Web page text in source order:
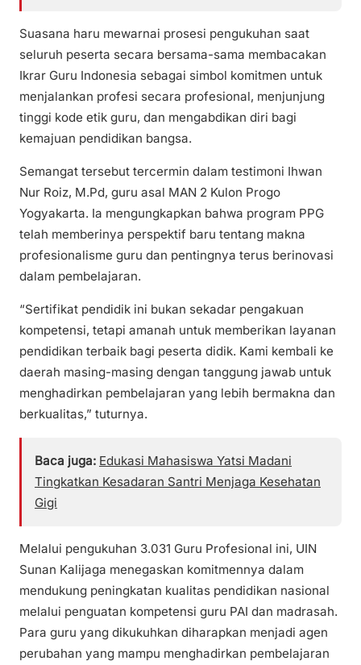
Suasana haru mewarnai prosesi pengukuhan saat
seluruh peserta secara bersama-sama membacakan
Ikrar Guru Indonesia sebagai simbol komitmen untuk
menjalankan profesi secara profesional, menjunjung
tinggi kode etik guru, dan mengabdikan diri bagi
kemajuan pendidikan bangsa.
Semangat tersebut tercermin dalam testimoni Ihwan
Nur Roiz, M.Pd, guru asal MAN 2 Kulon Progo
Yogyakarta. Ia mengungkapkan bahwa program PPG
telah memberinya perspektif baru tentang makna
profesionalisme guru dan pentingnya terus berinovasi
dalam pembelajaran.
“Sertifikat pendidik ini bukan sekadar pengakuan
kompetensi, tetapi amanah untuk memberikan layanan
pendidikan terbaik bagi peserta didik. Kami kembali ke
daerah masing-masing dengan tanggung jawab untuk
menghadirkan pembelajaran yang lebih bermakna dan
berkualitas,” tuturnya.
Baca juga: Edukasi Mahasiswa Yatsi Madani
Tingkatkan Kesadaran Santri Menjaga Kesehatan
Gigi
Melalui pengukuhan 3.031 Guru Profesional ini, UIN
Sunan Kalijaga menegaskan komitmennya dalam
mendukung peningkatan kualitas pendidikan nasional
melalui penguatan kompetensi guru PAI dan madrasah.
Para guru yang dikukuhkan diharapkan menjadi agen
perubahan yang mampu menghadirkan pembelajaran